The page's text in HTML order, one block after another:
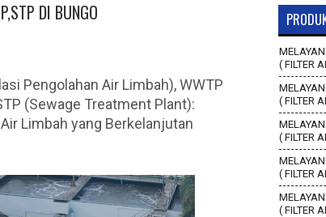
DI BUNGO
Pengolahan Air Limbah), WWTP
(Sewage Treatment Plant):
Limbah yang Berkelanjutan
( FILTER
( FILTER
( FILTER
( FILTER
( FILTER